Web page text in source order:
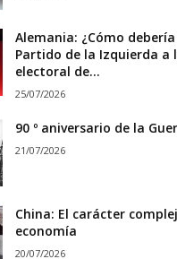
Alemania: ¿Cómo
Partido de la Izquierda a
electoral de...
25/07/2026
90 º aniversario de la
21/07/2026
China: El carácter
economía
20/07/2026